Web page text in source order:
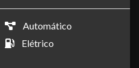
Automático
Elétrico